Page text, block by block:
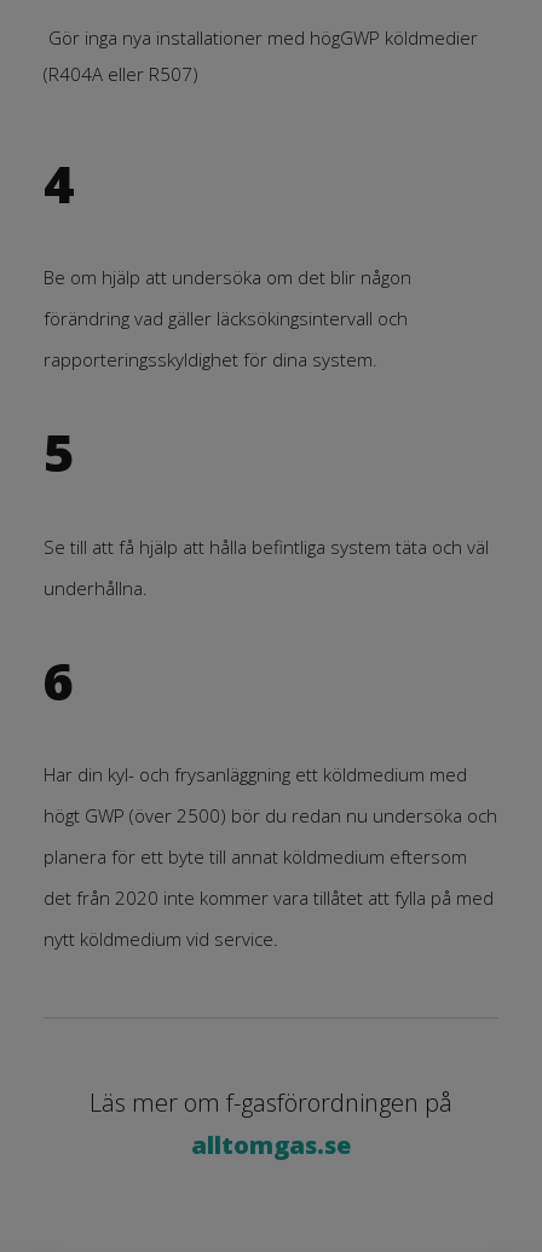
Gör inga nya installationer med högGWP köldmedier
(R404A eller R507)
4
Be om hjälp att undersöka om det blir någon
förändring vad gäller läcksökingsintervall och
rapporteringsskyldighet för dina system.
5
Se till att få hjälp att hålla befintliga system täta och väl
underhållna.
6
Har din kyl- och frysanläggning ett köldmedium med
högt GWP (över 2500) bör du redan nu undersöka och
planera för ett byte till annat köldmedium eftersom
det från 2020 inte kommer vara tillåtet att fylla på med
nytt köldmedium vid service.
Läs mer om f-gasförordningen på
alltomgas.se